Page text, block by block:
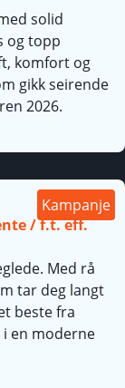
solid
og topp
komfort og
gikk seirende
2026.
Kampanje
/ f.t. eff.
Med rå
tar deg langt
beste fra
en moderne